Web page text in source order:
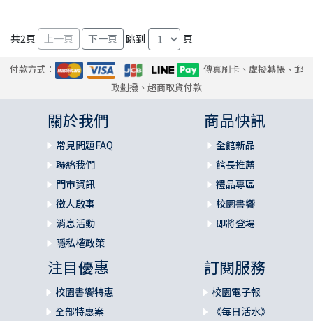
共2頁 跳到 頁
付款方式：
傳真刷卡、虛擬轉帳、郵
政劃撥、超商取貨付款
關於我們
常見問題FAQ
聯絡我們
門市資訊
徵人啟事
消息活動
隱私權政策
商品快訊
全館新品
館長推薦
禮品專區
校園書饗
即將登場
注目優惠
校園書饗特惠
全部特惠案
訂閱服務
校園電子報
《每日活水》